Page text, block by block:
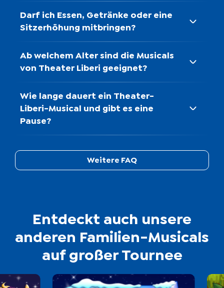
Dietmar Mensinger
Pamela Falcon
Philip Roesler
Arthur Schopa
Technische Produktionsleitung
Simon Pelzer
Technische Probenbetreuung
Paul Darmstadt
Technische Koordination
Darf ich Essen, Getränke oder eine
Sitzerhöhung mitbringen?
Ab welchem Alter sind die Musicals
von Theater Liberi geeignet?
Wie lange dauert ein Theater-
Liberi-Musical und gibt es eine
Pause?
Weitere FAQ
Entdeckt auch unsere
anderen Familien-Musicals
auf großer Tournee